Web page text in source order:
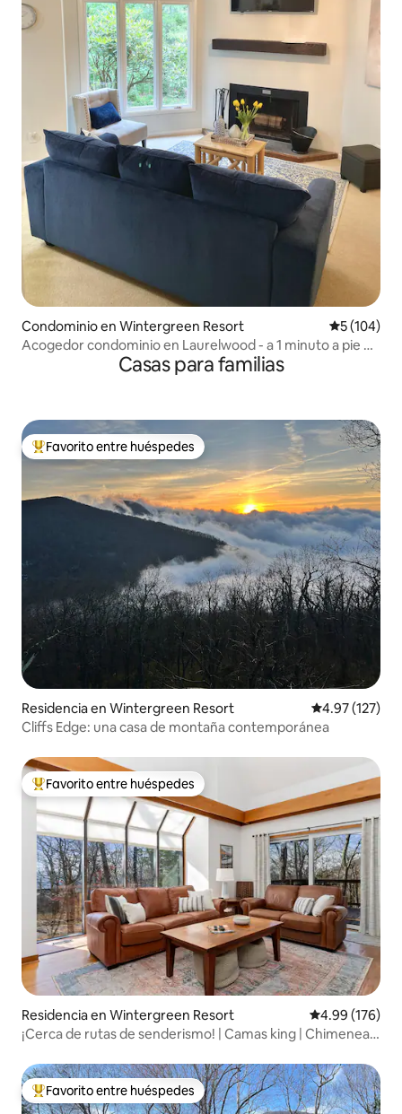
Condominio en Wintergreen Resort
5 (104)
Acogedor condominio en Laurelwood - a 1 minuto a pie de
Casas para familias
De los mejores en Favorito entre huéspedes
Favorito entre huéspedes
Residencia en Wintergreen Resort Calificación
4.97 (127)
Cliffs Edge: una casa de montaña contemporánea
De los mejores en Favorito entre huéspedes
Favorito entre huéspedes
Residencia en Wintergreen Resort Calificación
4.99 (176)
¡Cerca de rutas de senderismo! | Camas king | Chimenea |
De los mejores en Favorito entre huéspedes
Favorito entre huéspedes